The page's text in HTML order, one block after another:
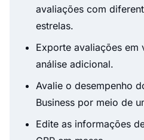
avaliações com
estrelas.
Exporte avaliações em
análise adicional.
Avalie o desempenho
Business por meio de
Edite as informações